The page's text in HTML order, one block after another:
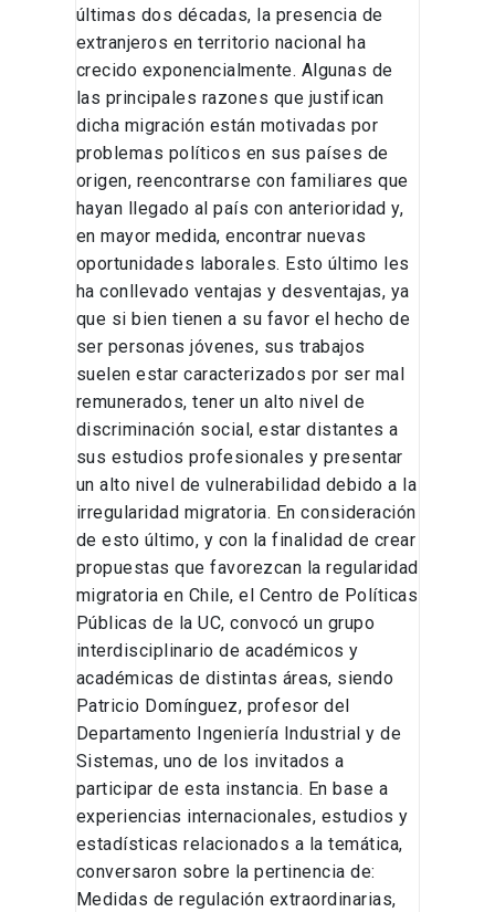
últimas dos décadas, la presencia de
extranjeros en territorio nacional ha
crecido exponencialmente. Algunas de
las principales razones que justifican
dicha migración están motivadas por
problemas políticos en sus países de
origen, reencontrarse con familiares que
hayan llegado al país con anterioridad y,
en mayor medida, encontrar nuevas
oportunidades laborales. Esto último les
ha conllevado ventajas y desventajas, ya
que si bien tienen a su favor el hecho de
ser personas jóvenes, sus trabajos
suelen estar caracterizados por ser mal
remunerados, tener un alto nivel de
discriminación social, estar distantes a
sus estudios profesionales y presentar
un alto nivel de vulnerabilidad debido a la
irregularidad migratoria. En consideración
de esto último, y con la finalidad de crear
propuestas que favorezcan la regularidad
migratoria en Chile, el Centro de Políticas
Públicas de la UC, convocó un grupo
interdisciplinario de académicos y
académicas de distintas áreas, siendo
Patricio Domínguez, profesor del
Departamento Ingeniería Industrial y de
Sistemas, uno de los invitados a
participar de esta instancia. En base a
experiencias internacionales, estudios y
estadísticas relacionados a la temática,
conversaron sobre la pertinencia de:
Medidas de regulación extraordinarias,